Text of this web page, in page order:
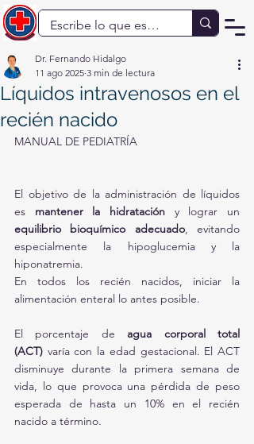
Líquidos intravenosos en el
recién nacido
Dr. Fernando Hidalgo
11 ago 2025 3 min de lectura
MANUAL DE PEDIATRÍA
El objetivo de la administración de líquidos
es mantener la hidratación
equilibrio bioquímico adecuado, evitando
especialmente la hipoglucemia y la
hiponatremia.
En todos los recién nacidos, iniciar la
alimentación enteral lo antes posible.
El porcentaje de agua corporal total
(ACT) varía con la edad gestacional. El ACT
disminuye durante la primera semana de
vida, lo que provoca una pérdida de peso
esperada de hasta un 10% en el recién
nacido a término.